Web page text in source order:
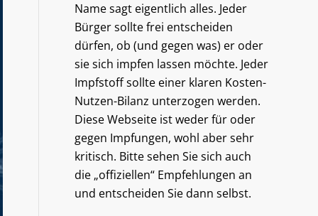
Name sagt eigentlich alles. Jeder
Bürger sollte frei entscheiden
dürfen, ob (und gegen was) er oder
sie sich impfen lassen möchte. Jeder
Impfstoff sollte einer klaren Kosten-
Nutzen-Bilanz unterzogen werden.
Diese Webseite ist weder für oder
gegen Impfungen, wohl aber sehr
kritisch. Bitte sehen Sie sich auch
die „offiziellen“ Empfehlungen an
und entscheiden Sie dann selbst.